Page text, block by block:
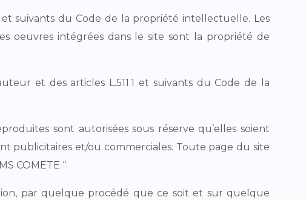
et suivants du Code de la propriété intellectuelle. Les
oeuvres intégrées dans le site sont la propriété de
et des articles L.511.1 et suivants du Code de la
sont autorisées sous réserve qu’elles soient
publicitaires et/ou commerciales. Toute page du site
COMETE “.
par quelque procédé que ce soit et sur quelque